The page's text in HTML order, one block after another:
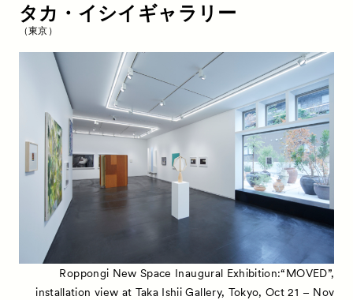
タカ・イシイギャラリー
（東京）
Roppongi New Space Inaugural Exhibition:“MOVED”,
installation view at Taka Ishii Gallery, Tokyo, Oct 21 – Nov